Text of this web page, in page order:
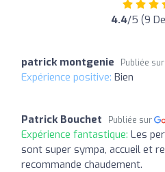
4.4/5 (9
patrick montgenie Publiée sur
Expérience positive: Bien
Patrick Bouchet Publiée sur
Expérience fantastique: Les
sont super sympa, accueil et
recommande chaudement.